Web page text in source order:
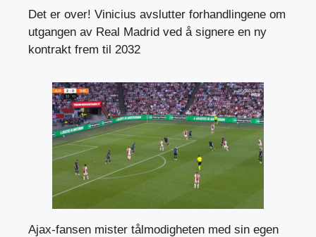
Det er over! Vinicius avslutter forhandlingene om
utgangen av Real Madrid ved å signere en ny
kontrakt frem til 2032
Ajax-fansen mister tålmodigheten med sin egen